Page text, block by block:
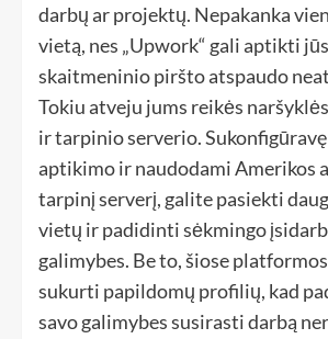
darbų ar projektų. Nepakanka
vietą, nes „Upwork“ gali aptikti
skaitmeninio piršto atspaudo
Tokiu atveju jums reikės
ir tarpinio serverio.
aptikimo ir naudodami Amerikos
tarpinį serverį, galite pasiekti
vietų ir padidinti sėkmingo
galimybes. Be to, šiose
sukurti papildomų profilių, kad
savo galimybes susirasti darbą